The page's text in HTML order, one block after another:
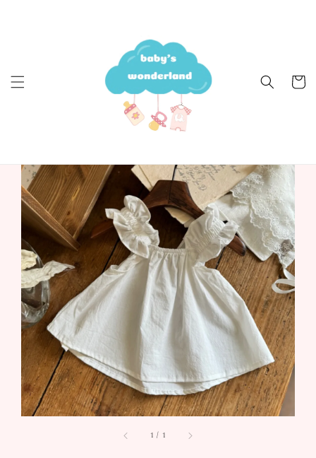
1 / 1